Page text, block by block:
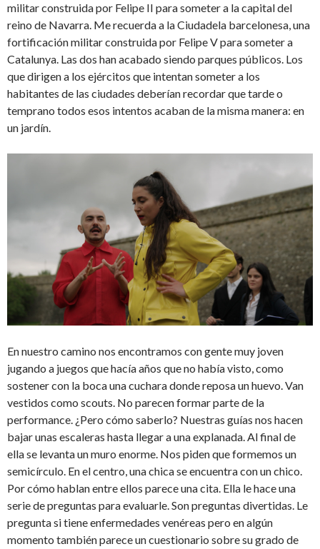
militar construida por Felipe II para someter a la capital del
reino de Navarra. Me recuerda a la Ciudadela barcelonesa, una
fortificación militar construida por Felipe V para someter a
Catalunya. Las dos han acabado siendo parques públicos. Los
que dirigen a los ejércitos que intentan someter a los
habitantes de las ciudades deberían recordar que tarde o
temprano todos esos intentos acaban de la misma manera: en
un jardín.
En nuestro camino nos encontramos con gente muy joven
jugando a juegos que hacía años que no había visto, como
sostener con la boca una cuchara donde reposa un huevo. Van
vestidos como scouts. No parecen formar parte de la
performance. ¿Pero cómo saberlo? Nuestras guías nos hacen
bajar unas escaleras hasta llegar a una explanada. Al final de
ella se levanta un muro enorme. Nos piden que formemos un
semicírculo. En el centro, una chica se encuentra con un chico.
Por cómo hablan entre ellos parece una cita. Ella le hace una
serie de preguntas para evaluarle. Son preguntas divertidas. Le
pregunta si tiene enfermedades venéreas pero en algún
momento también parece un cuestionario sobre su grado de